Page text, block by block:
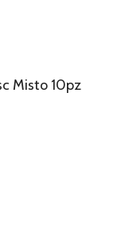
Misto 10pz